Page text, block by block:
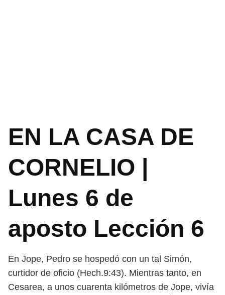
EN LA CASA DE
CORNELIO |
Lunes 6 de
aposto Lección 6
En Jope, Pedro se hospedó con un tal Simón,
curtidor de oficio (Hech.9:43). Mientras tanto, en
Cesarea, a unos cuarenta kilómetros de Jope, vivía